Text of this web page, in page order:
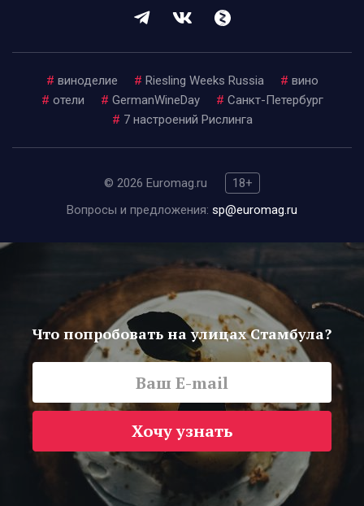
# виноделие # Riesling Weeks Russia # вино
# отели # GermanWineDay # Санкт-Петербург
# 7 настроений Рислинга
© 2026 Euromag.ru
18+
Вопросы и предложения: sp@euromag.ru
Что попробовать на улицах Стамбула?
Хочу узнать